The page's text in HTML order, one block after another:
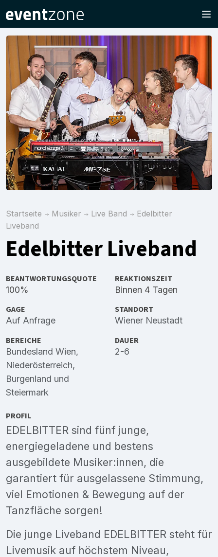
Startseite Musiker Live Band
Edelbitter
Liveband
Edelbitter Liveband
BEANTWORTUNGSQUOTE
100%
REAKTIONSZEIT
Binnen 4 Tagen
GAGE
Auf Anfrage
STANDORT
Wiener Neustadt
BEREICHE
Bundesland Wien,
Niederösterreich,
Burgenland und
Steiermark
DAUER
2-6
PROFIL
EDELBITTER sind fünf junge,
energiegeladene und bestens
ausgebildete Musiker:innen, die
garantiert für ausgelassene Stimmung,
viel Emotionen & Bewegung auf der
Tanzfläche sorgen!
Die junge Liveband EDELBITTER steht für
Livemusik auf höchstem Niveau,